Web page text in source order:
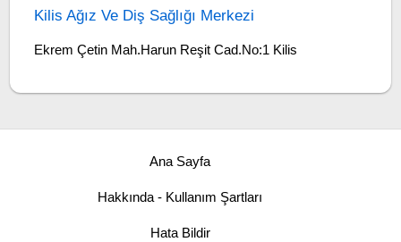
Kilis Ağız Ve Diş Sağlığı Merkezi
Ekrem Çetin Mah.Harun Reşit Cad.No:1 Kilis
Ana Sayfa
Hakkında - Kullanım Şartları
Hata Bildir